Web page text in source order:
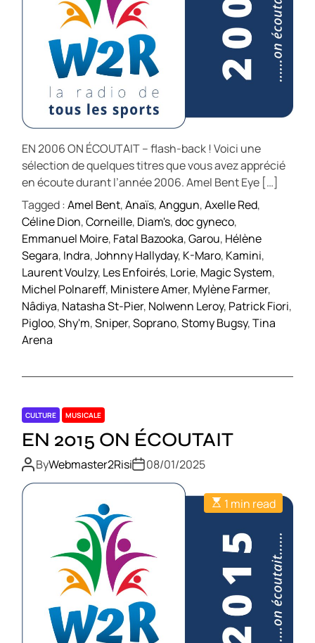
EN 2006 ON ÉCOUTAIT – flash-back ! Voici une
sélection de quelques titres que vous avez apprécié
en écoute durant l’année 2006. Amel Bent Eye […]
Tagged :Amel Bent,Anaïs,Anggun,Axelle Red,
Céline Dion,Corneille, Diam's,doc gyneco,
Emmanuel Moire, Fatal Bazooka,Garou, Hélène
Segara, Indra,Johnny Hallyday, K-Maro, Kamini,
Laurent Voulzy, Les Enfoirés, Lorie, Magic System,
Michel Polnareff, Ministere Amer, Mylène Farmer,
Nâdiya, Natasha St-Pier, Nolwenn Leroy, Patrick Fiori,
Pigloo,Shy'm,Sniper,Soprano,Stomy Bugsy,Tina
Arena
CULTURE MUSICALE
EN 2015 ON ÉCOUTAIT
ByWebmaster2Risi 08/01/2025
1 min read